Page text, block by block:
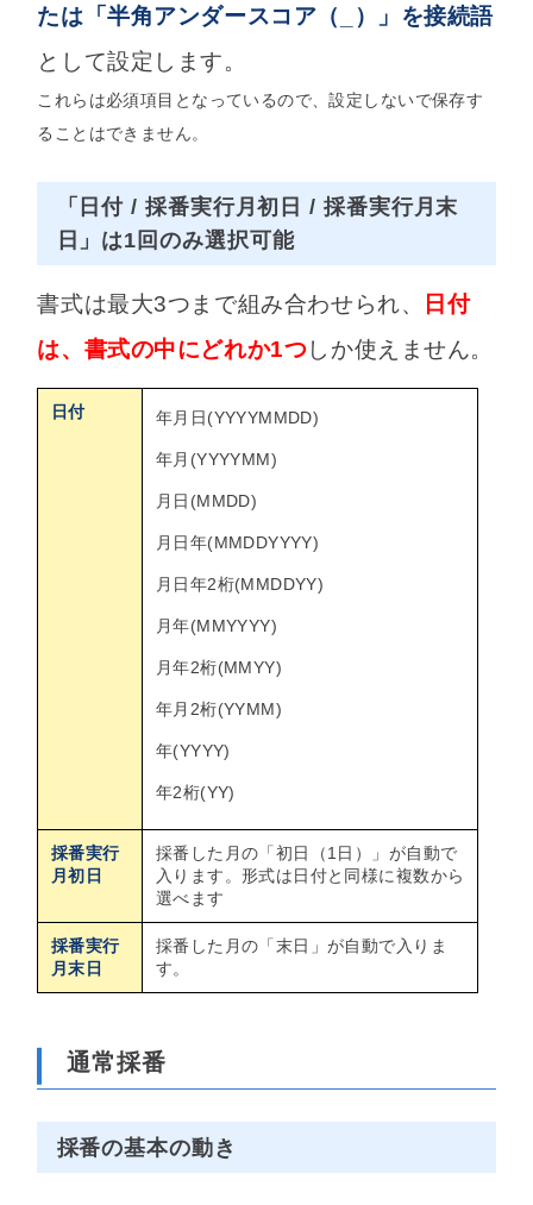
たは「半角アンダースコア（_）」を接続語
として設定します。
これらは必須項目となっているので、設定しないで保存す
ることはできません。
「日付 / 採番実行月初日 / 採番実行月末
日」は1回のみ選択可能
書式は最大3つまで組み合わせられ、
日付
は、書式の中にどれか1つしか使えません。
日付 年月日(YYYYMMDD)
年月(YYYYMM)
月日(MMDD)
月日年(MMDDYYYY)
月日年2桁(MMDDYY)
月年(MMYYYY)
月年2桁(MMYY)
年月2桁(YYMM)
年(YYYY)
年2桁(YY)
採番実行
月初日
採番した月の「初日（1日）」が自動で
入ります。形式は日付と同様に複数から
選べます
採番実行
月末日
採番した月の「末日」が自動で入りま
す。
通常採番
採番の基本の動き